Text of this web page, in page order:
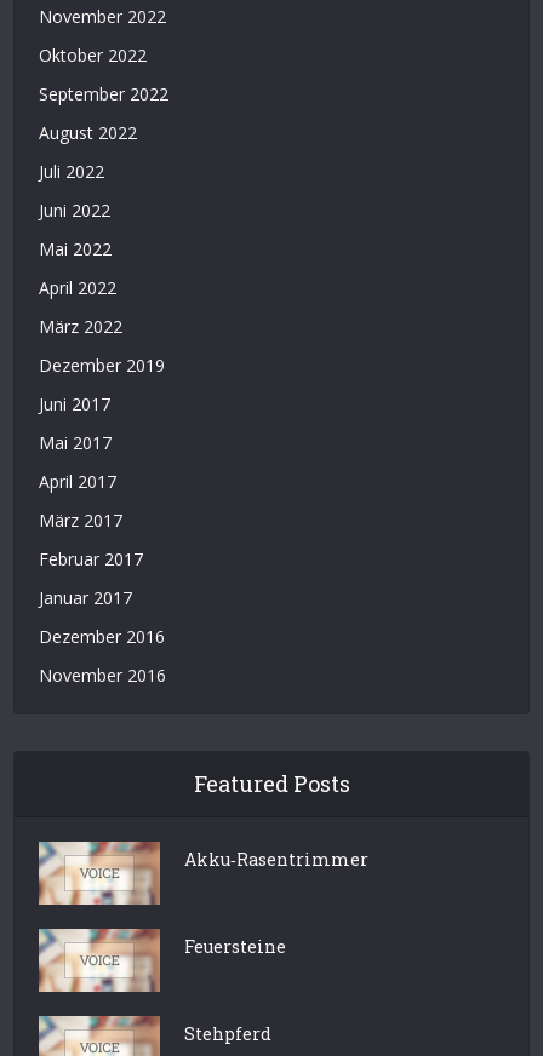
November 2022
Oktober 2022
September 2022
August 2022
Juli 2022
Juni 2022
Mai 2022
April 2022
März 2022
Dezember 2019
Juni 2017
Mai 2017
April 2017
März 2017
Februar 2017
Januar 2017
Dezember 2016
November 2016
Featured Posts
Akku‑Rasentrimmer
Feuersteine
Stehpferd